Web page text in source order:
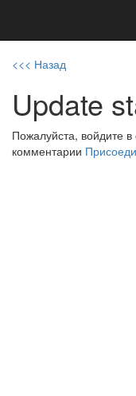
<<< Назад
Update
Пожалуйста, войдите
комментарии